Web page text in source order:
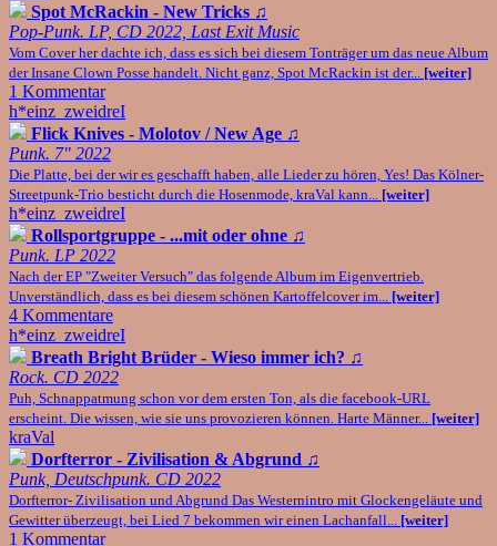
Spot McRackin - New Tricks ♫
Pop-Punk. LP, CD 2022, Last Exit Music
Vom Cover her dachte ich, dass es sich bei diesem Tonträger um das neue Album
der Insane Clown Posse handelt. Nicht ganz, Spot McRackin ist der... [weiter]
1 Kommentar
h*einz_zweidreI
Flick Knives - Molotov / New Age ♫
Punk. 7" 2022
Die Platte, bei der wir es geschafft haben, alle Lieder zu hören, Yes! Das Kölner-
Streetpunk-Trio besticht durch die Hosenmode, kraVal kann... [weiter]
h*einz_zweidreI
Rollsportgruppe - ...mit oder ohne ♫
Punk. LP 2022
Nach der EP "Zweiter Versuch" das folgende Album im Eigenvertrieb.
Unverständlich, dass es bei diesem schönen Kartoffelcover im... [weiter]
4 Kommentare
h*einz_zweidreI
Breath Bright Brüder - Wieso immer ich? ♫
Rock. CD 2022
Puh, Schnappatmung schon vor dem ersten Ton, als die facebook-URL
erscheint. Die wissen, wie sie uns provozieren können. Harte Männer... [weiter]
kraVal
Dorfterror - Zivilisation & Abgrund ♫
Punk, Deutschpunk. CD 2022
Dorfterror- Zivilisation und Abgrund Das Westernintro mit Glockengeläute und
Gewitter überzeugt, bei Lied 7 bekommen wir einen Lachanfall... [weiter]
1 Kommentar